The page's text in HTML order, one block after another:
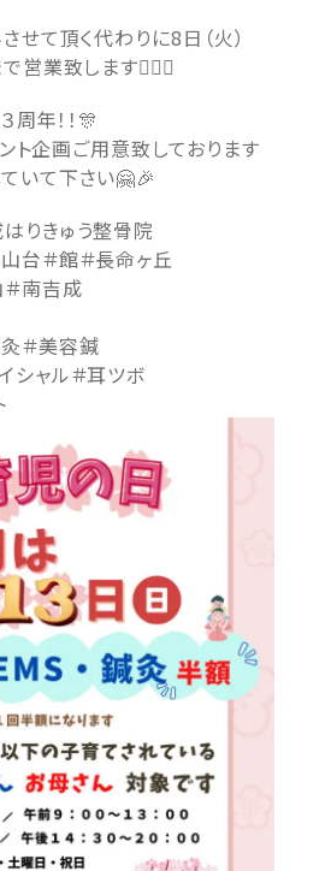
せて頂く代わりに8日（火）
営業致します💁🏻‍♀️
年！！🎊
ト企画ご用意致しております
いて下さい🤗🎉
りきゅう整骨院
台＃館＃長命ヶ丘
南吉成
＃美容鍼
シャル＃耳ツボ